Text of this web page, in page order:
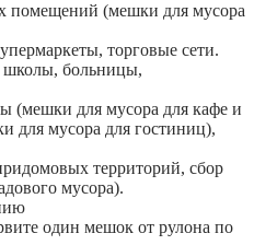
помещений (мешки для мусора
торговые сети.
школы, больницы,
(мешки для мусора для кафе и
для мусора для гостиниц),
территорий, сбор
мусора).
один мешок от рулона по